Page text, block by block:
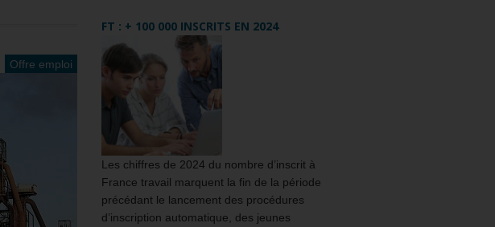
Offre emploi
FT : + 100 000 INSCRITS EN 2024
Les chiffres de 2024 du nombre d’inscrit à
France travail marquent la fin de la période
précédant le lancement des procédures
d’inscription automatique, des jeunes